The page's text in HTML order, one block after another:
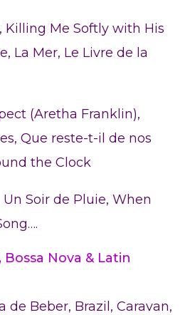
Killing Me Softly with His
La Mer, Le Livre de la
(Aretha Franklin),
Que reste-t-il de nos
the Clock
Un Soir de Pluie, When
Nova & Latin
de Beber, Brazil, Caravan,